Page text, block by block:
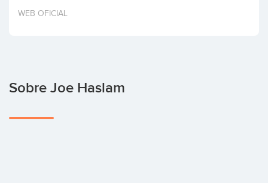
Invertir
WEB OFICIAL
Sobre Joe Haslam